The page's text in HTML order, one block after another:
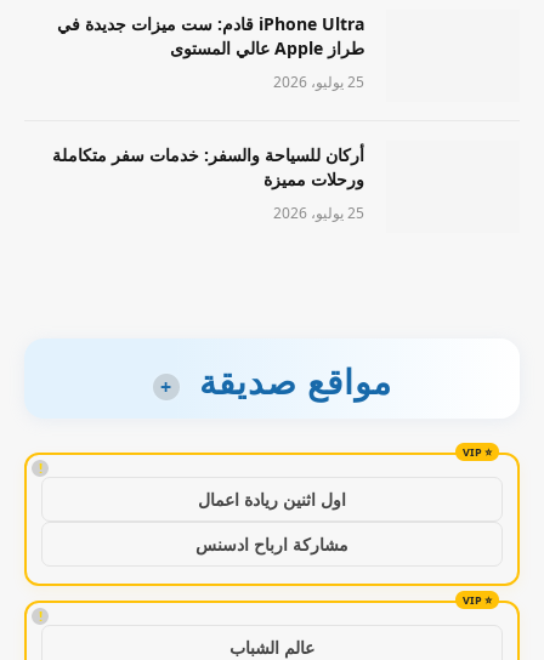
iPhone Ultra قادم: ست ميزات جديدة في
طراز Apple عالي المستوى
25 يوليو، 2026
أركان للسياحة والسفر: خدمات سفر متكاملة
ورحلات مميزة
25 يوليو، 2026
مواقع صديقة +
!
اول اثنين ريادة اعمال
مشاركة ارباح ادسنس
!
عالم الشباب